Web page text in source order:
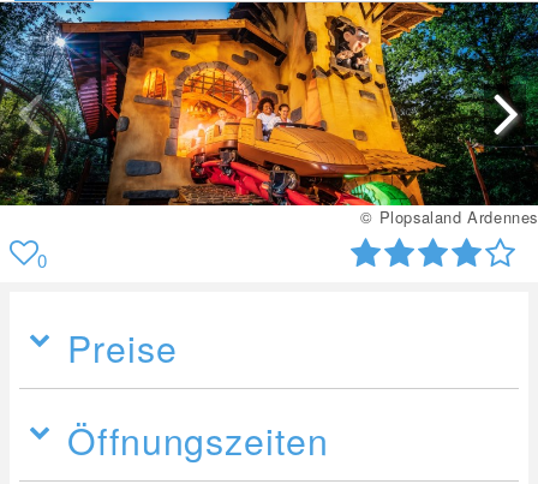
© Plopsaland Ardennes
0
Preise
Öffnungszeiten